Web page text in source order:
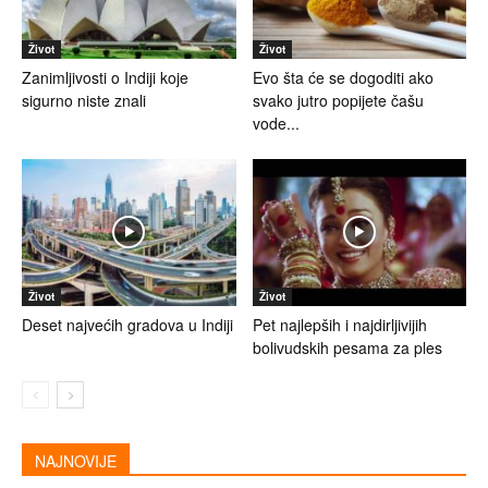
Život
Zanimljivosti o Indiji koje
sigurno niste znali
Život
Evo šta će se dogoditi ako
svako jutro popijete čašu
vode...
Život
Deset najvećih gradova u Indiji
Život
Pet najlepših i najdirljivijih
bolivudskih pesama za ples
NAJNOVIJE